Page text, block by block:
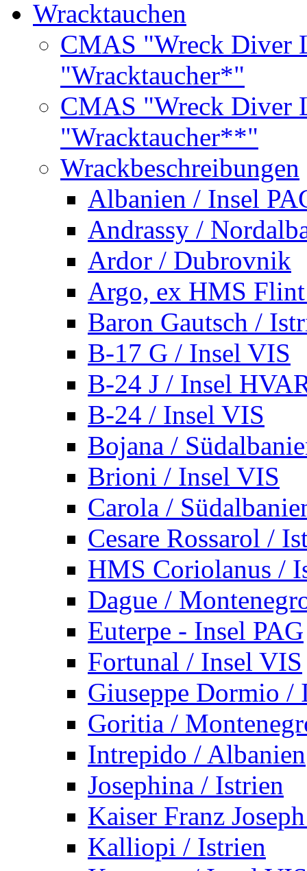
Wracktauchen
CMAS "Wreck Diver
"Wracktaucher*"
CMAS "Wreck Diver
"Wracktaucher**"
Wrackbeschreibungen
Albanien / Insel
Andrassy /
Ardor / Dubrovnik
Argo, ex HMS
Baron Gautsch /
B-17 G / Insel VIS
B-24 J / Insel
B-24 / Insel VIS
Bojana /
Brioni / Insel VIS
Carola /
Cesare Rossarol /
HMS Coriolanus /
Dague /
Euterpe - Insel PAG
Fortunal / Insel VIS
Giuseppe Dormio /
Goritia /
Intrepido / Albanien
Josephina / Istrien
Kaiser Franz
Kalliopi / Istrien